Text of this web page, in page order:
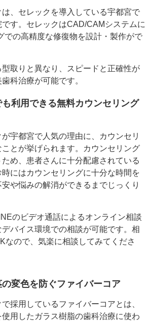
、セレックを導入している宇都宮で
す。セレックはCAD/CAMシステムに
での高精度な修復物を設計・製作がで
取りと異なり、スピードと正確性が
科治療が可能です。
利用できる無料カウンセリング
宇都宮で人気の理由に、カウンセリ
とが挙げられます。カウンセリング
め、患者さんに十分配慮されている
にはカウンセリングに十分な時間を
や悩みの解消ができるまでじっくり
のビデオ通話によるオンライン相談
バイス環境での相談が可能です。相
なので、気楽に相談してみてくださ
変色を防ぐファイバーコア
採用しているファイバーコアとは、
用したガラス樹脂の歯科治療に使わ